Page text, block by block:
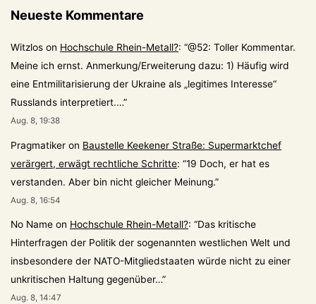
Neueste Kommentare
Witzlos on Hochschule Rhein-Metall?: “@52: Toller Kommentar.
Meine ich ernst. Anmerkung/Erweiterung dazu: 1) Häufig wird
eine Entmilitarisierung der Ukraine als „legitimes Interesse“
Russlands interpretiert.…”
Aug. 8, 19:38
Pragmatiker on Baustelle Keekener Straße: Supermarktchef
verärgert, erwägt rechtliche Schritte: “19 Doch, er hat es
verstanden. Aber bin nicht gleicher Meinung.”
Aug. 8, 16:54
No Name on Hochschule Rhein-Metall?: “Das kritische
Hinterfragen der Politik der sogenannten westlichen Welt und
insbesondere der NATO-Mitgliedstaaten würde nicht zu einer
unkritischen Haltung gegenüber…”
Aug. 8, 14:47